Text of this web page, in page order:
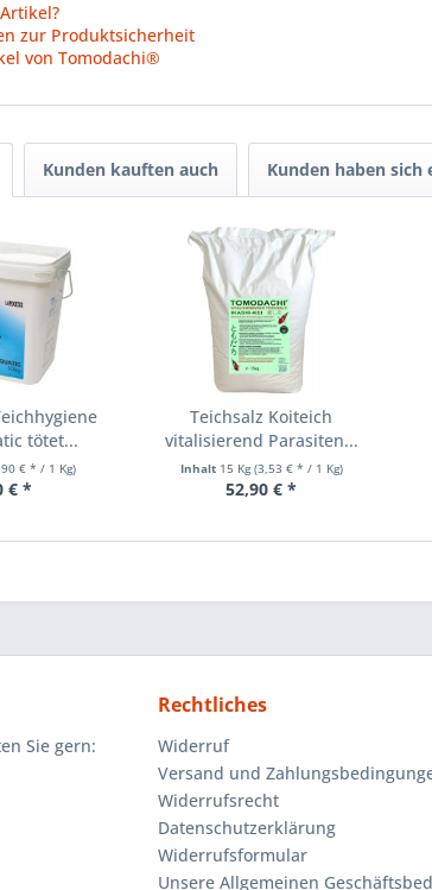
zur Produktsicherheit
von Tomodachi®
Kunden kauften auch Kunden haben sich
tötet...
€ * / 1 Kg)
€ *
Teichsalz Koiteich
vitalisierend Parasiten...
Inhalt 15 Kg(3,53 € * / 1 Kg)
52,90 € *
Sie gern:
Rechtliches
Widerruf
Versand und
Widerrufsrecht
Datenschutzerklärung
Widerrufsformular
Unsere Allgemeinen